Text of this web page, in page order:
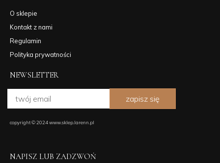
O sklepie
Kontakt z nami
Regulamin
Polityka prywatności
NEWSLETTER
zapisz się
copyright © 2024 www.sklep.larenn.pl
NAPISZ LUB ZADZWOŃ